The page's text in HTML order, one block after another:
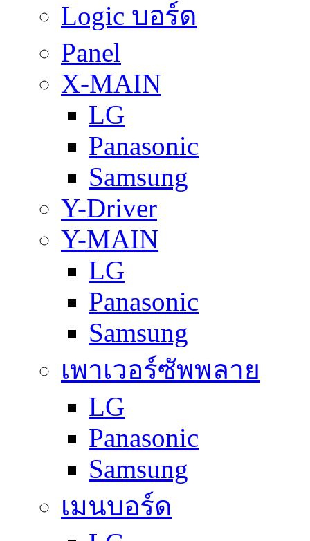
Logic บอร์ด
Panel
X-MAIN
LG
Panasonic
Samsung
Y-Driver
Y-MAIN
LG
Panasonic
Samsung
เพาเวอร์ซัพพลาย
LG
Panasonic
Samsung
เมนบอร์ด